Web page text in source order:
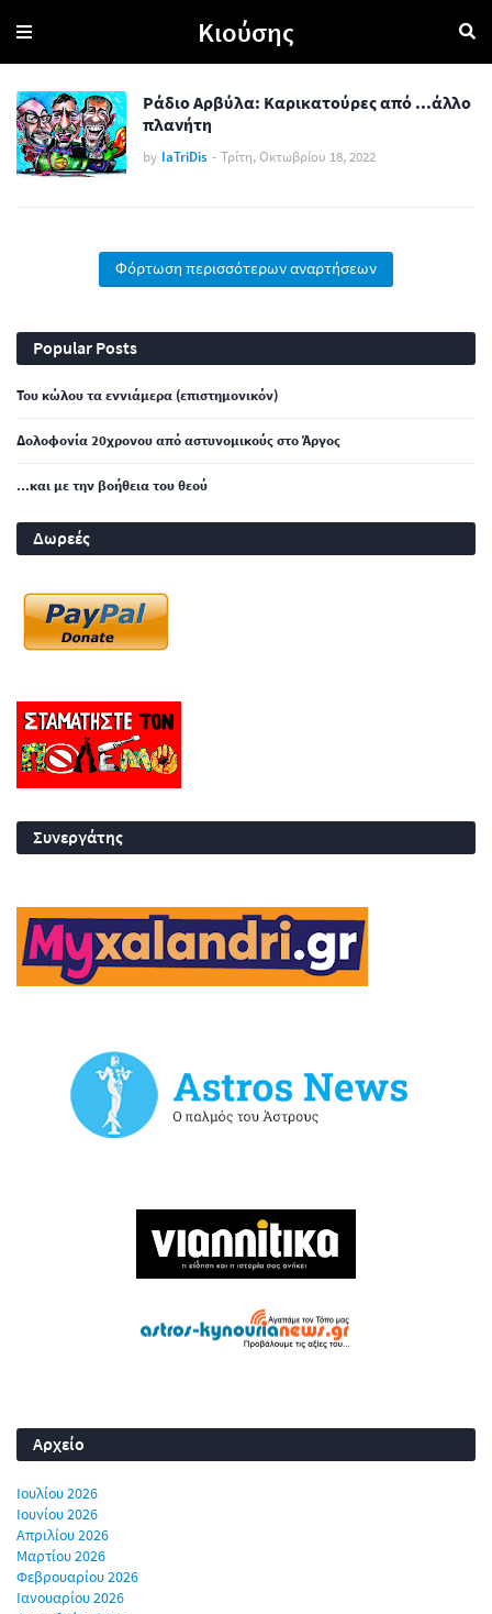
Κιούσης
Ράδιο Αρβύλα: Καρικατούρες από ...άλλο
πλανήτη
by IaTriDis - Τρίτη, Οκτωβρίου 18, 2022
Φόρτωση περισσότερων αναρτήσεων
Popular Posts
Του κώλου τα εννιάμερα (επιστημονικόν)
Δολοφονία 20χρονου από αστυνομικούς στο Άργος
...και με την βοήθεια του θεού
Δωρεές
Συνεργάτης
Αρχείο
Ιουλίου 2026
Ιουνίου 2026
Απριλίου 2026
Μαρτίου 2026
Φεβρουαρίου 2026
Ιανουαρίου 2026